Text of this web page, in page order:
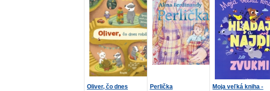
Oliver, čo dnes
Perlička
Moja veľká kniha -